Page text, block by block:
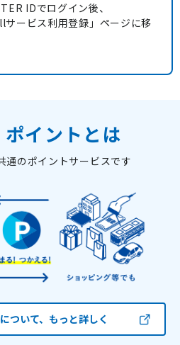
IDでログイン後、
サービス利用登録」ページに移
ポイントとは
通のポイントサービスです
ついて、もっと詳しく